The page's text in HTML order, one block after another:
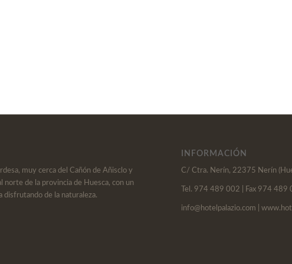
muy cerca del Cañón de Añisclo y
norte de la provincia de Huesca, con un
de la naturaleza.
INFORMACIÓN
C/ Ctra. Nerín, 22375 Nerín
Tel. 974 489 002 | Fax 974 489
info@hotelpalazio.com |